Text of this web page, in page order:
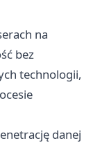
na
bez
technologii,
danej